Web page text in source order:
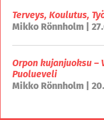
Terveys, Koulutus,
Mikko Rönnholm |
Orpon kujanjuoksu –
Puolueveli
Mikko Rönnholm |